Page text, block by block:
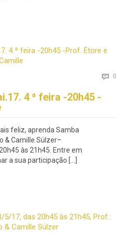
 0
4 ª feira -20h45 -
feliz, aprenda Samba
& Camille Sülzer–
às 21h45. Entre em
a sua participação […]